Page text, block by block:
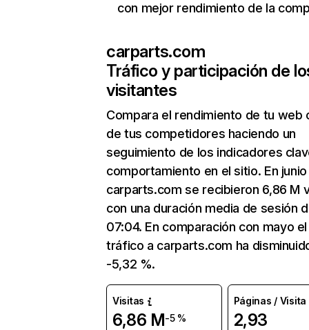
con mejor rendimiento de la
carparts.com
Tráfico y participación de
visitantes
Compara el rendimiento de tu web
de tus competidores haciendo un
seguimiento de los indicadores
comportamiento en el sitio. En junio
carparts.com se recibieron 6,86 M
con una duración media de sesión
07:04. En comparación con mayo el
tráfico a carparts.com ha
-5,32 %.
Visitas
6,86 M-5 %
Páginas / Visita
2,93